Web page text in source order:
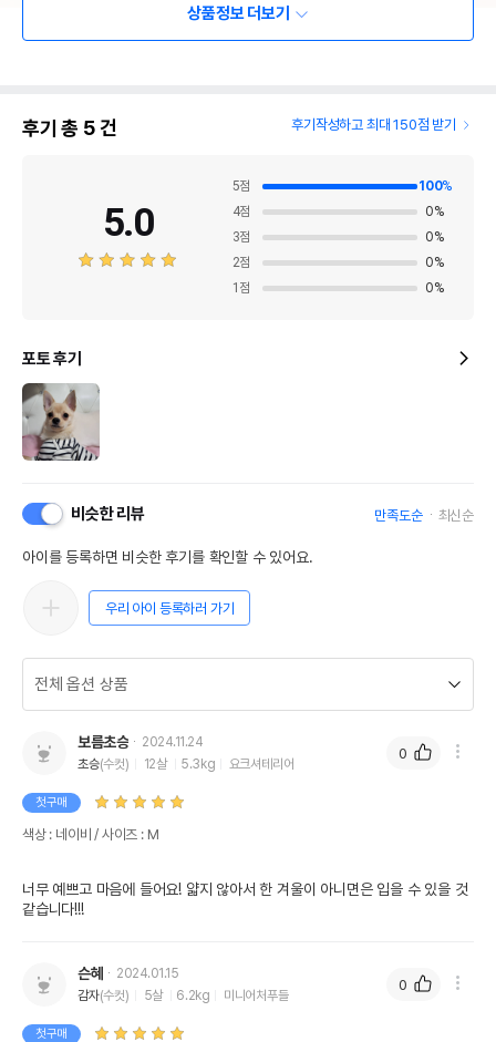
상품정보 더보기
후기 총 5건 후기작성하고 최대 150점 받기
5.0
5점 100%
4점 0%
3점 0%
2점 0%
1 점 0%
포토 후기
비슷한 리뷰 만족도순 최신순
아이를 등록하면 비슷한 후기를 확인할 수 있어요.
우리 아이 등록하러 가기
보름초승
2024.11.24
초승(수컷) 12살 5.3kg 요크셔테리어
첫구매
색상 : 네이비 / 사이즈 : M
너무 예쁘고 마음에 들어요! 얇지 않아서 한 겨울이 아니면은 입을 수 있을 것
같습니다!!!
0
슨혜
2024.01.15
감자(수컷) 5살 6.2kg 미니어처푸들
첫구매
0